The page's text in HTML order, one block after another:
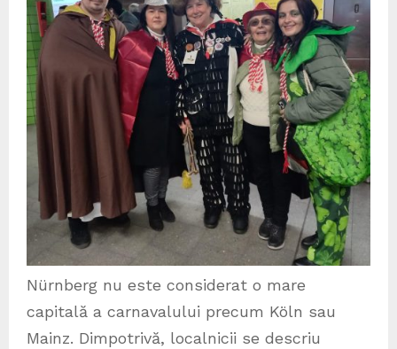
Nürnberg nu este considerat o mare
capitală a carnavalului precum Köln sau
Mainz. Dimpotrivă, localnicii se descriu